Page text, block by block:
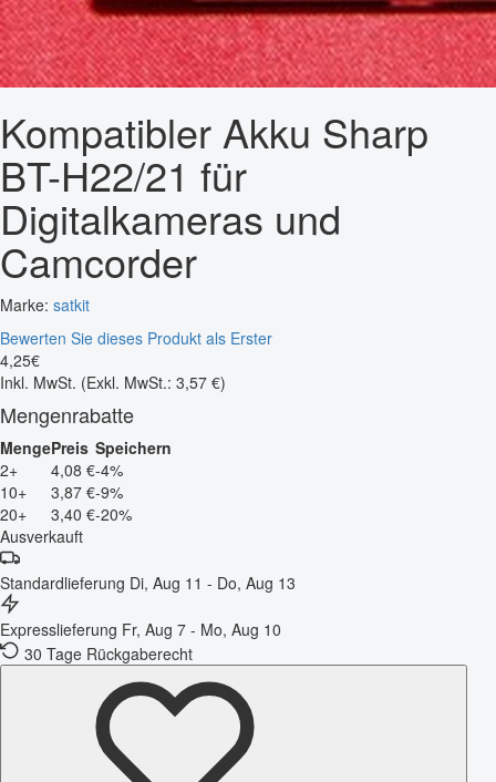
Kompatibler Akku Sharp
BT-H22/21 für
Digitalkameras und
Camcorder
Marke: satkit
Bewerten Sie dieses Produkt als Erster
4,25€
Inkl. MwSt. (Exkl. MwSt.: 3,57 €)
Mengenrabatte
MengePreis Speichern
2+
4,08 €-4%
10+
3,87 €-9%
20+
3,40 €-20%
Ausverkauft
Standardlieferung Di, Aug 11 - Do, Aug 13
Expresslieferung Fr, Aug 7 - Mo, Aug 10
30 Tage Rückgaberecht